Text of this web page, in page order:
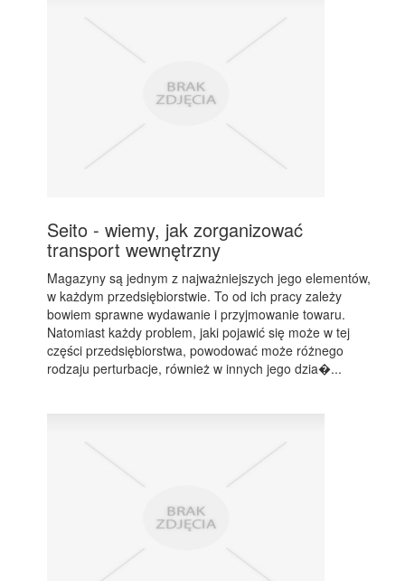
Seito - wiemy, jak zorganizować
transport wewnętrzny
Magazyny są jednym z najważniejszych jego elementów,
w każdym przedsiębiorstwie. To od ich pracy zależy
bowiem sprawne wydawanie i przyjmowanie towaru.
Natomiast każdy problem, jaki pojawić się może w tej
części przedsiębiorstwa, powodować może różnego
rodzaju perturbacje, również w innych jego dzia�...